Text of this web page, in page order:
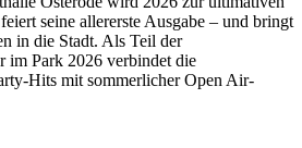
seine allererste Ausgabe – und bringt
in die Stadt. Als Teil der
im Park 2026 verbindet die
Hits mit sommerlicher Open Air-